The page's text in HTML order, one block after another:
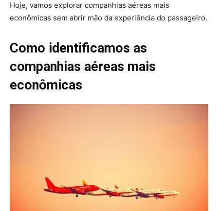
Hoje, vamos explorar companhias aéreas mais
econômicas sem abrir mão da experiência do passageiro.
Como identificamos as
companhias aéreas mais
econômicas